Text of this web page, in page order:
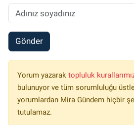
Gönder
Yorum yazarak topluluk
bulunuyor ve tüm sorumluluğu
yorumlardan Mira Gündem hiçbir
tutulamaz.